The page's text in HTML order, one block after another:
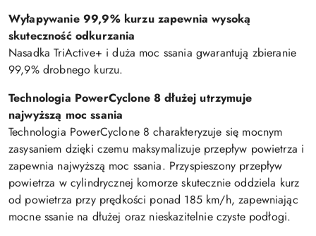
Wyłapywanie 99,9% kurzu zapewnia wysoką
skuteczność odkurzania
Nasadka TriActive+ i duża moc ssania gwarantują zbieranie
99,9% drobnego kurzu.
Technologia PowerCyclone 8 dłużej utrzymuje
najwyższą moc ssania
Technologia PowerCyclone 8 charakteryzuje się mocnym
zasysaniem dzięki czemu maksymalizuje przepływ powietrza i
zapewnia najwyższą moc ssania. Przyspieszony przepływ
powietrza w cylindrycznej komorze skutecznie oddziela kurz
od powietrza przy prędkości ponad 185 km/h, zapewniając
mocne ssanie na dłużej oraz nieskazitelnie czyste podłogi.